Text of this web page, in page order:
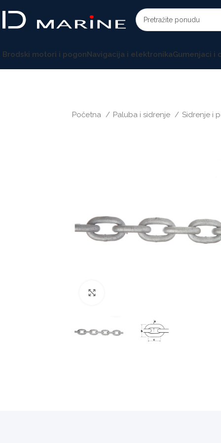
Brodski motori i pogonNavigacija i elektronikaGumenjaci i
Početna Paluba i sidrenje Sidrenje i